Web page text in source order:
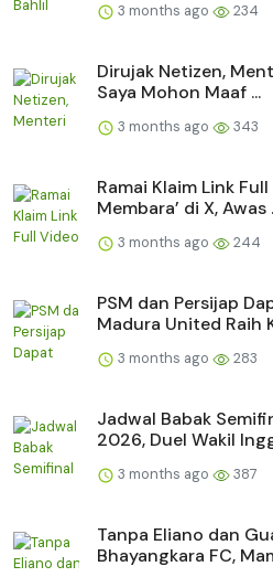
3 months ago 234
Dirujak Netizen,
Saya Mohon Maaf ...
3 months ago 343
Ramai Klaim Link
Membara’ di X, Awas
3 months ago 244
PSM dan Persijap
Madura United Raih
3 months ago 283
Jadwal Babak
2026, Duel Wakil
3 months ago 387
Tanpa Eliano dan
Bhayangkara FC,